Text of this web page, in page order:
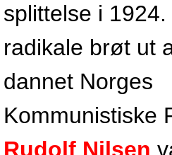
splittelse i
radikale brøt ut
dannet Norges
Kommunistiske
Rudolf Nilsen